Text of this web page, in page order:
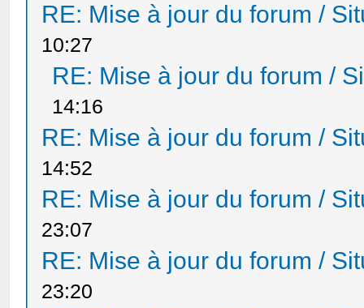
RE: Mise à jour du forum /
10:27
RE: Mise à jour du forum /
14:16
RE: Mise à jour du forum /
14:52
RE: Mise à jour du forum /
23:07
RE: Mise à jour du forum /
23:20